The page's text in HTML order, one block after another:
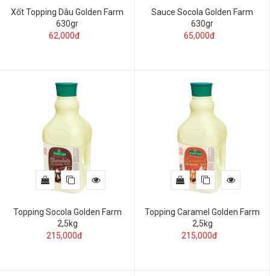
Xốt Topping Dâu Golden Farm
630gr
62,000đ
Sauce Socola Golden Farm
630gr
65,000đ
Topping Socola Golden Farm
2,5kg
215,000đ
Topping Caramel Golden Farm
2,5kg
215,000đ